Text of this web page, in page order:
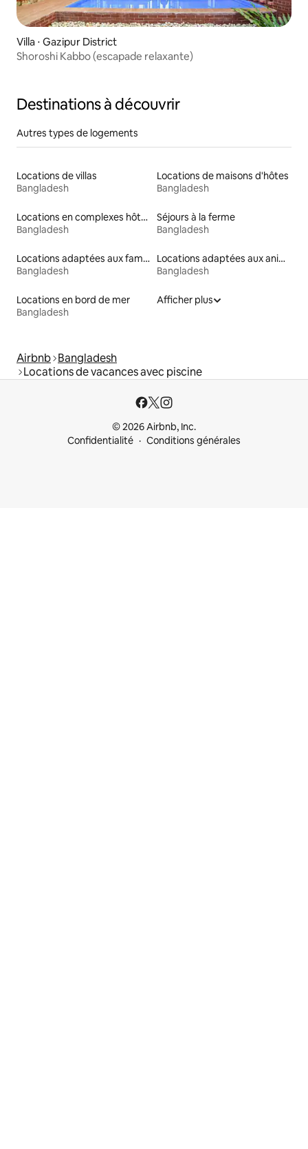
Villa ⋅ Gazipur District
Shoroshi Kabbo (escapade relaxante)
Destinations à découvrir
Autres types de logements
Locations de villas
Bangladesh
Locations de maisons d'hôtes
Bangladesh
Locations en complexes hôteliers
Bangladesh
Séjours à la ferme
Bangladesh
Locations adaptées aux familles
Bangladesh
Locations adaptées aux animaux
Bangladesh
Locations en bord de mer
Bangladesh
Afficher plus
Airbnb Bangladesh
Locations de vacances avec piscine
© 2026 Airbnb, Inc.
Confidentialité
Conditions générales